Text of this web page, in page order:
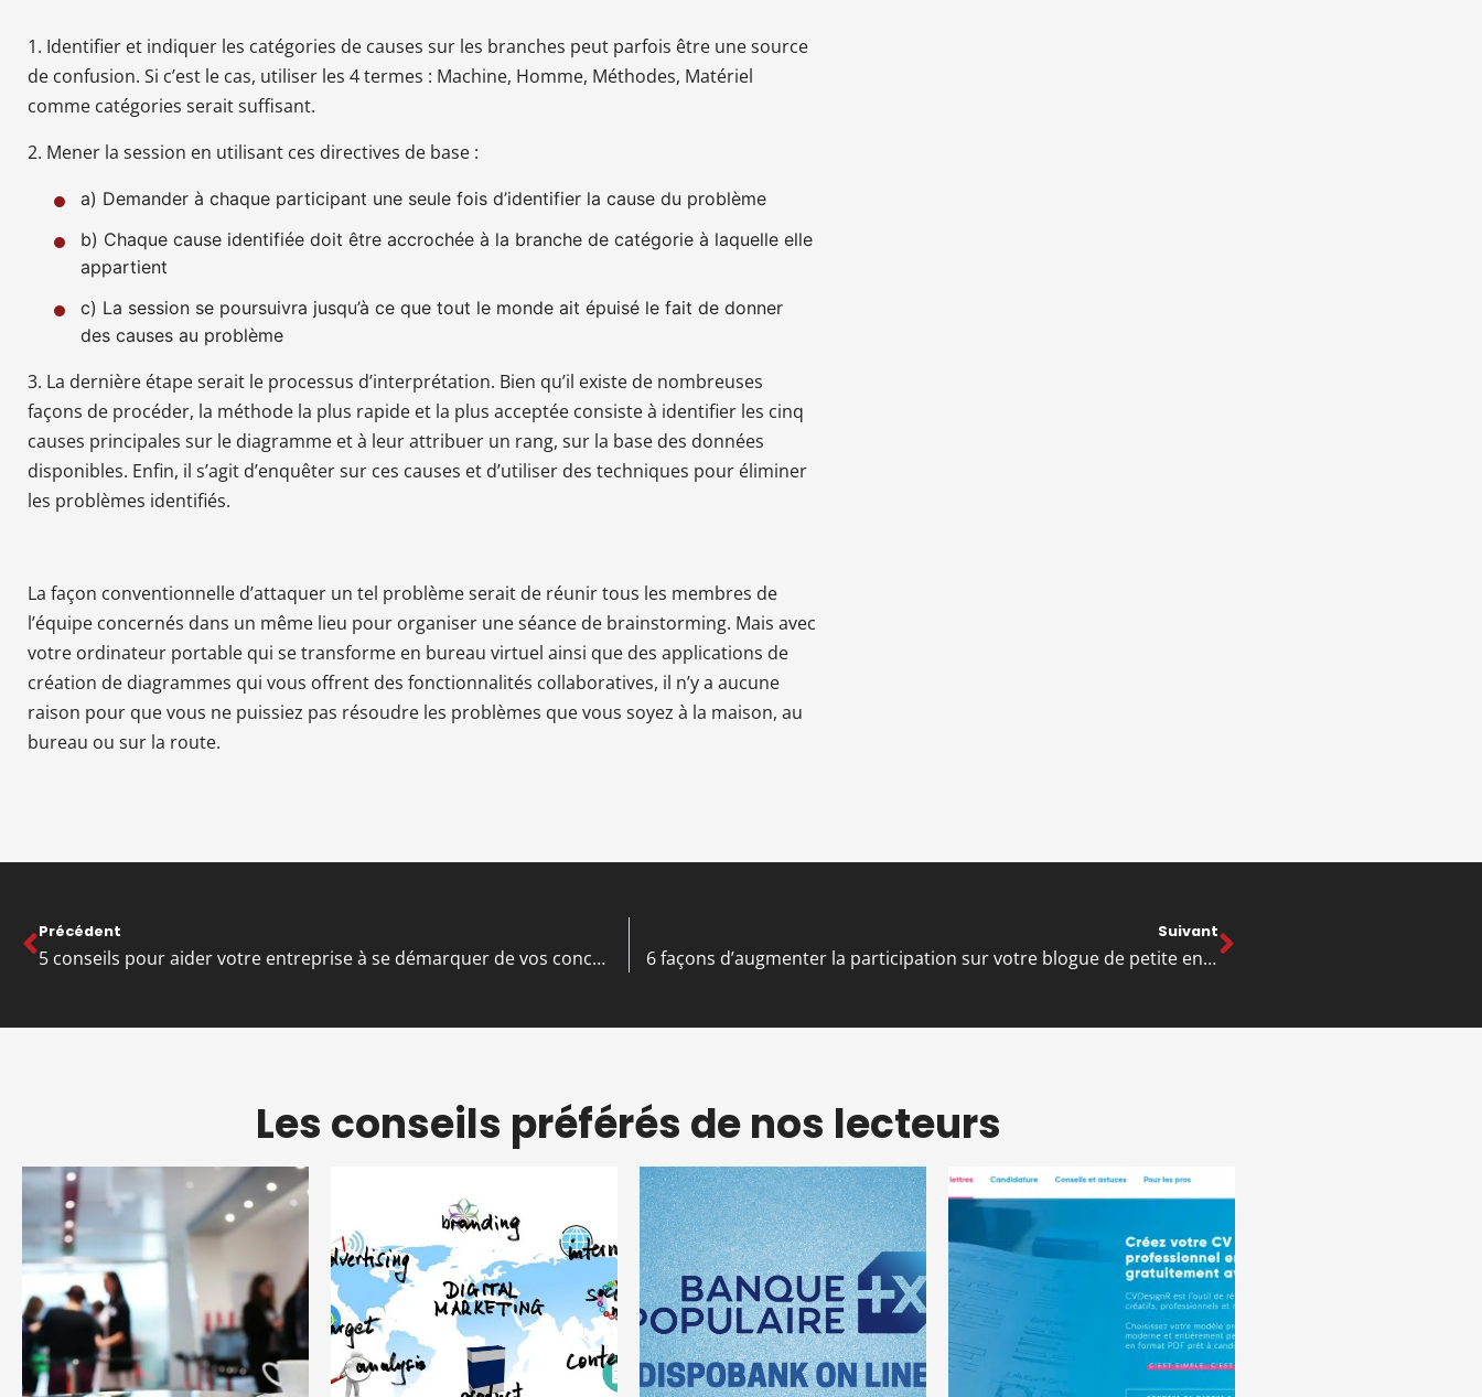
1. Identifier et indiquer les catégories de causes sur les branches peut parfois être une source
de confusion. Si c’est le cas, utiliser les 4 termes : Machine, Homme, Méthodes, Matériel
comme catégories serait suffisant.
2. Mener la session en utilisant ces directives de base :
a) Demander à chaque participant une seule fois d’identifier la cause du problème
b) Chaque cause identifiée doit être accrochée à la branche de catégorie à laquelle elle
appartient
c) La session se poursuivra jusqu’à ce que tout le monde ait épuisé le fait de donner
des causes au problème
3. La dernière étape serait le processus d’interprétation. Bien qu’il existe de nombreuses
façons de procéder, la méthode la plus rapide et la plus acceptée consiste à identifier les cinq
causes principales sur le diagramme et à leur attribuer un rang, sur la base des données
disponibles. Enfin, il s’agit d’enquêter sur ces causes et d’utiliser des techniques pour éliminer
les problèmes identifiés.
La façon conventionnelle d’attaquer un tel problème serait de réunir tous les membres de
l’équipe concernés dans un même lieu pour organiser une séance de brainstorming. Mais avec
votre ordinateur portable qui se transforme en bureau virtuel ainsi que des applications de
création de diagrammes qui vous offrent des fonctionnalités collaboratives, il n’y a aucune
raison pour que vous ne puissiez pas résoudre les problèmes que vous soyez à la maison, au
bureau ou sur la route.
Précédent
5 conseils pour aider votre entreprise à se démarquer de vos concurrents
Suivant
6 façons d’augmenter la participation sur votre blogue de petite entreprise
Les conseils préférés de nos lecteurs